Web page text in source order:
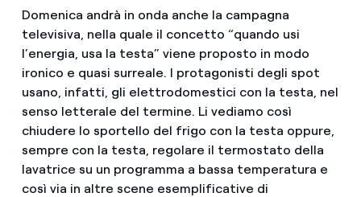
Domenica andrà in onda anche la campagna
televisiva, nella quale il concetto “quando usi
l’energia, usa la testa” viene proposto in modo
ironico e quasi surreale. I protagonisti degli spot
usano, infatti, gli elettrodomestici con la testa, nel
senso letterale del termine. Li vediamo così
chiudere lo sportello del frigo con la testa oppure,
sempre con la testa, regolare il termostato della
lavatrice su un programma a bassa temperatura e
così via in altre scene esemplificative di